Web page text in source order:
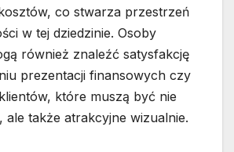
co stwarza przestrzeń
w tej dziedzinie. Osoby
również znaleźć satysfakcję
prezentacji finansowych czy
które muszą być nie
ale także atrakcyjne wizualnie.